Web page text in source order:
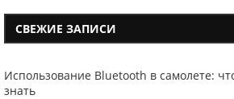
СВЕЖИЕ ЗАПИСИ
Использование Bluetooth в самолете:
знать